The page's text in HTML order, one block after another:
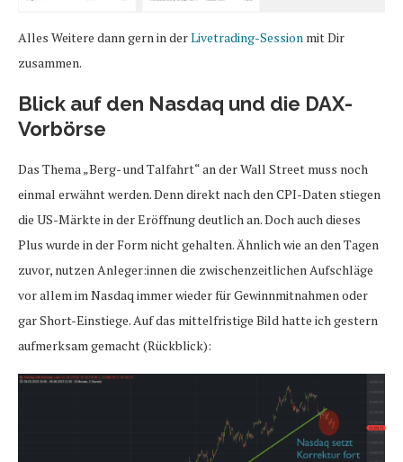
Alles Weitere dann gern in derLivetrading-Session mit Dir
zusammen.
Blick auf den Nasdaq und die DAX-
Vorbörse
Das Thema „Berg- und Talfahrt“ an der Wall Street muss noch
einmal erwähnt werden. Denn direkt nach den CPI-Daten stiegen
die US-Märkte in der Eröffnung deutlich an. Doch auch dieses
Plus wurde in der Form nicht gehalten. Ähnlich wie an den Tagen
zuvor, nutzen Anleger:innen die zwischenzeitlichen Aufschläge
vor allem im Nasdaq immer wieder für Gewinnmitnahmen oder
gar Short-Einstiege. Auf das mittelfristige Bild hatte ich gestern
aufmerksam gemacht (Rückblick):